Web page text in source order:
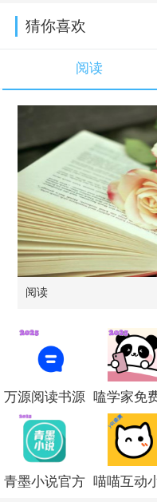
猜你喜欢
阅读
阅读
万源阅读书源
2026最新版
v2.5.3
嗑学家免
短篇梦女
阅读器
青墨小说官方 喵喵互动